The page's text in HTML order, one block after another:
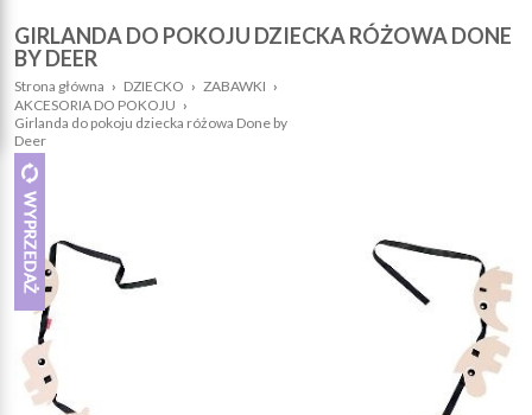
GIRLANDA DO POKOJU DZIECKA RÓŻOWA DONE
BY DEER
Strona główna › DZIECKO › ZABAWKI ›
AKCESORIA DO POKOJU ›
Girlanda do pokoju dziecka różowa Done by
Deer